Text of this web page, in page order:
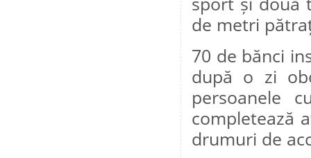
de metri
70 de bănci
după o zi
persoanele
completează
drumuri de